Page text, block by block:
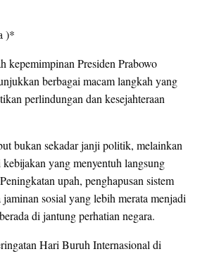
)*
kepemimpinan Presiden Prabowo
berbagai macam langkah yang
perlindungan dan kesejahteraan
bukan sekadar janji politik, melainkan
yang menyentuh langsung
upah, penghapusan sistem
sosial yang lebih merata menjadi
di jantung perhatian negara.
Hari Buruh Internasional di